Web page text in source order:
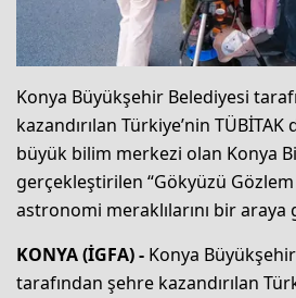
Konya Büyükşehir Belediyesi
kazandırılan Türkiye’nin
büyük bilim merkezi olan Konya
gerçekleştirilen “Gökyüzü
astronomi meraklılarını bir araya
KONYA (İGFA) - Konya
tarafından şehre kazandırılan